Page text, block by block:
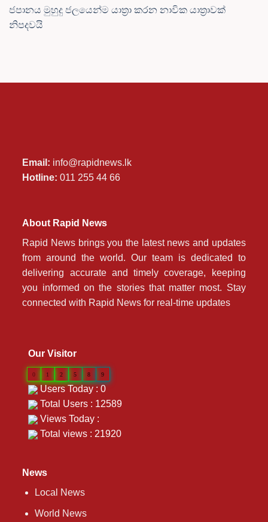
ජපානය මුහුදු ජලයෙන්ම යාත්‍රා කරන නාවික යාත්‍රාවක්
නිපදවයි
Email: info@rapidnews.lk
Hotline: 011 255 44 66
About Rapid News
Rapid News brings you the latest news and updates
from around the world. Our team is dedicated to
delivering accurate and timely coverage, keeping
you informed on the stories that matter most. Stay
connected with Rapid News for real-time updates
News
Local News
World News
Our Visitor
0 1 2 5 8 9
Users Today : 0
Total Users : 12589
Views Today :
Total views : 21920